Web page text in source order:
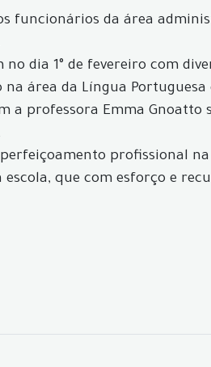
funcionários da área
dia 1° de fevereiro com
área da Língua
a professora Emma Gnoatto
profissional
que com esforço e